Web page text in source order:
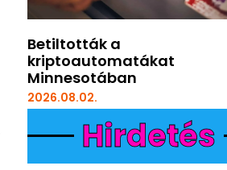
Betiltották a
kriptoautomatákat
Minnesotában
2026.08.02.
Hirdetés